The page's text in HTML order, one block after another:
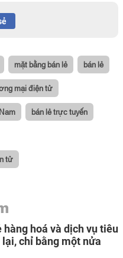
mặt bằng bán lẻ bán lẻ
mại điện tử
bán lẻ trực tuyến
tử
hàng hoá và dịch vụ tiêu
chỉ bằng một nửa